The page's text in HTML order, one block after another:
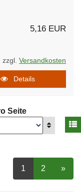
5,16 EUR
Versandkosten
Details
Seite
Anzeigen
ausgewählt
1 Seite
2 »